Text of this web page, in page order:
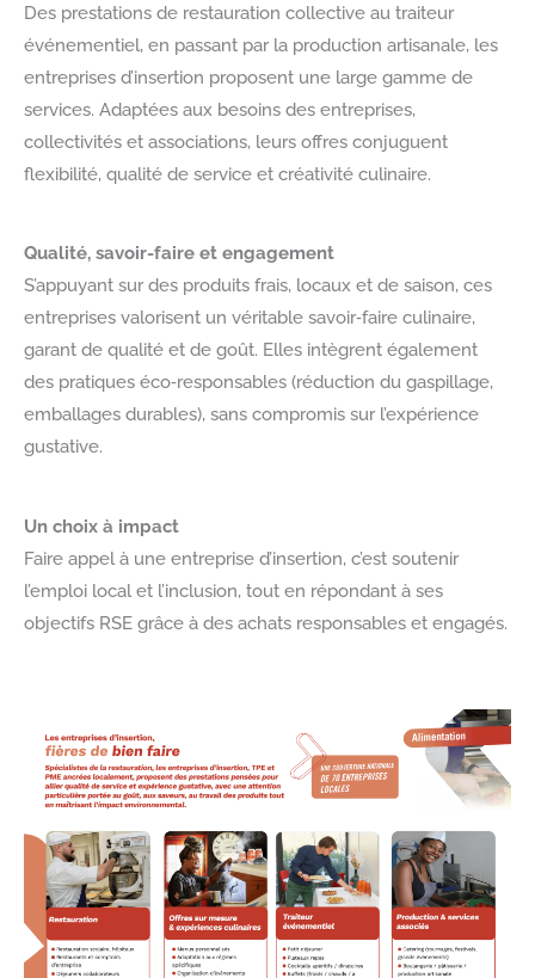
Des prestations de restauration collective au traiteur
événementiel, en passant par la production artisanale, les
entreprises d’insertion proposent une large gamme de
services. Adaptées aux besoins des entreprises,
collectivités et associations, leurs offres conjuguent
flexibilité, qualité de service et créativité culinaire.
Qualité, savoir-faire et engagement
S’appuyant sur des produits frais, locaux et de saison, ces
entreprises valorisent un véritable savoir‑faire culinaire,
garant de qualité et de goût. Elles intègrent également
des pratiques éco‑responsables (réduction du gaspillage,
emballages durables), sans compromis sur l’expérience
gustative.
Un choix à impact
Faire appel à une entreprise d’insertion, c’est soutenir
l’emploi local et l’inclusion, tout en répondant à ses
objectifs RSE grâce à des achats responsables et engagés.